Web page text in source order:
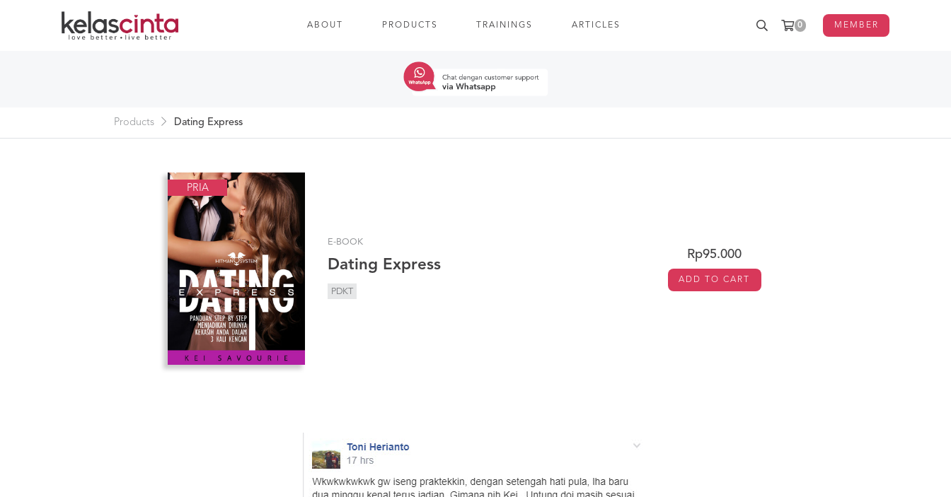
ABOUT PRODUCTS TRAININGS ARTICLES 0 MEMBER
Products Dating Express
PRIA
E-BOOK
Dating Express
PDKT
Rp95.000
ADD TO CART